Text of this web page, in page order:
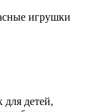
игрушки
детей,